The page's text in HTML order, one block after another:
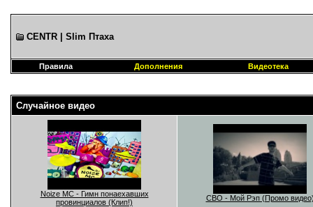
CENTR | Slim Птаха
Правила Дополнения Видеотека
Случайное видео
Noize MC - Гимн понаехавших
провинциалов (Клип!)
СВО - Мой Рэп (Промо